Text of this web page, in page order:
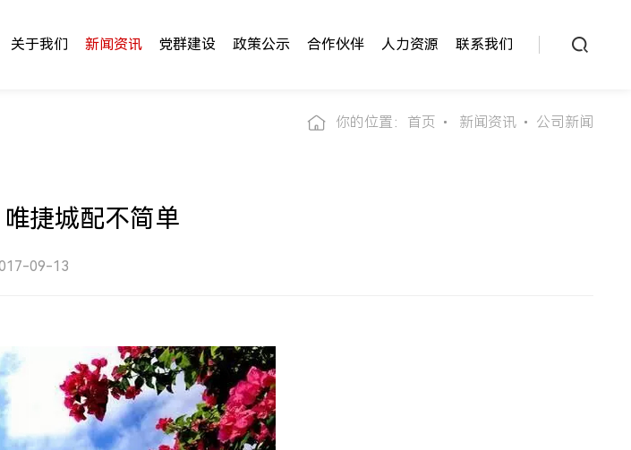
关于我们 新闻资讯 党群建设 政策公示 合作伙伴 人力资源 联系我们
你的位置： 首页 新闻资讯 公司新闻
捷城配不简单
09-13